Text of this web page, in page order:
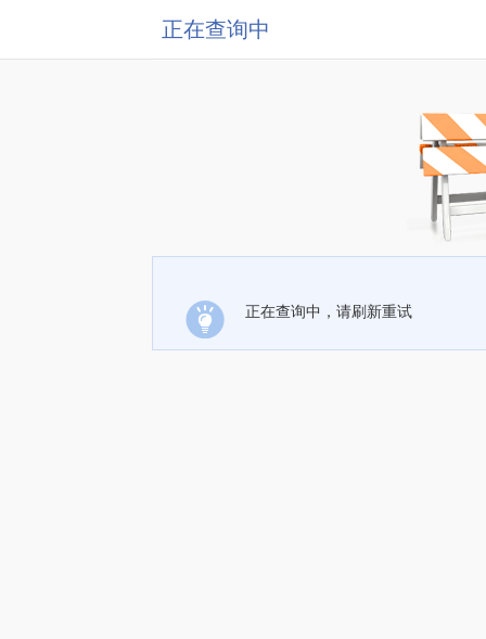
正在查询中
正在查询中，请刷新重试